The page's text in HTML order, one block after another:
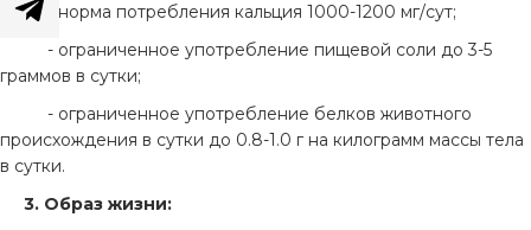
- норма потребления кальция 1000-1200 мг/сут;
- ограниченное употребление пищевой соли до 3-5
граммов в сутки;
- ограниченное употребление белков животного
происхождения в сутки до 0.8-1.0 г на килограмм массы тела
в сутки.
3. Образ жизни: